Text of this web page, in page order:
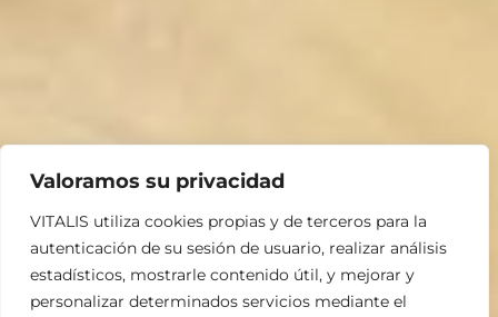
Valoramos su privacidad
VITALIS utiliza cookies propias y de terceros para la
autenticación de su sesión de usuario, realizar análisis
estadísticos, mostrarle contenido útil, y mejorar y
personalizar determinados servicios mediante el